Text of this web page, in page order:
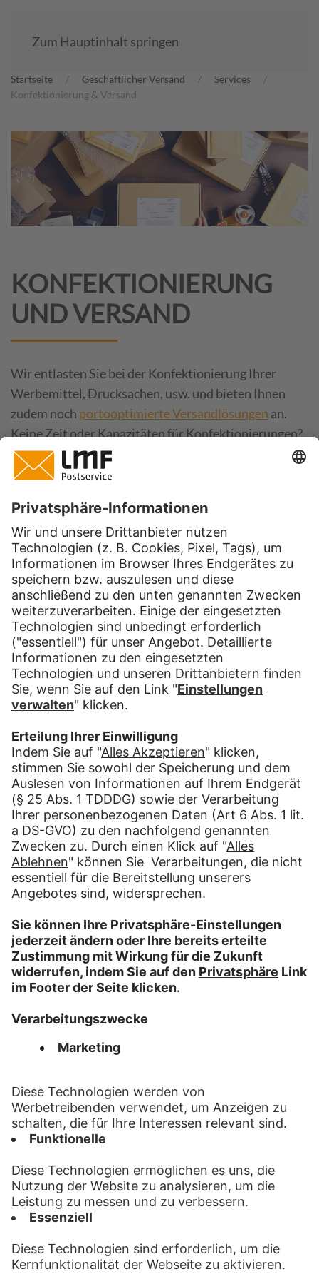
Zum Hauptinhalt springen
Startseite Geschäftlicher Versand
Services
Konfektionierung & Versand
KONFEKTIONIERUNG
UND VERSAND
Wir entlasten Sie bei der Konfektionierung Ihrer
Werbemittel, Drucksachen, usw. und bieten Ihnen
zudem noch portooptimierte Versandlösungen an.
Keine Zeit oder Kapazitäten für Konfektionierungen?
Dann rufen Sie uns gerne an.
Unsere Leistungen:
Taggenauer Versand Ihrer Werbemittel zu
attraktiven Sendungspreisen
Optimierung der Verpackungs- und
Versandkosten
Kosteneffektives Versand- und Lagerwesen
Weitere Lettershopleistungen (Druck- und
Kuvertierung) umsetzbar
Ihr Nutzen:
Platz- und Zeitersparnis bei Unterbringung
und Handling von Werbemitteln, Preislisten,
Schulungsunterlagen, Geburtstagsbriefen ...
Einsparung von Personalkapazitäten
Termin: Ihr Endkunde wird bedarfsgerecht
von uns beliefert.
FAQ
Impressum
Datenschutz
Kontakt